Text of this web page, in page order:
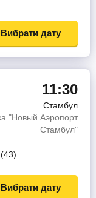
Вибрати дату
11:30
Стамбул
"Новый Аэропорт
Стамбул"
Вибрати дату